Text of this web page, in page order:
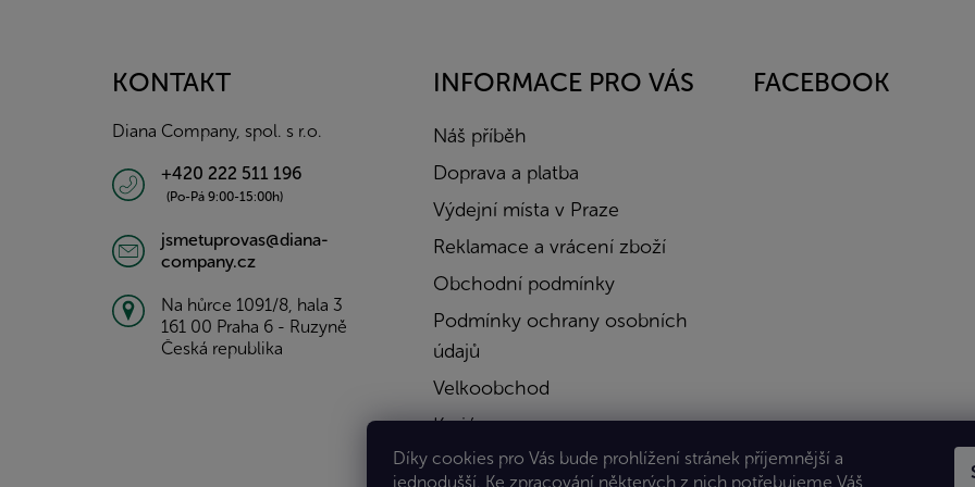
Díky cookies pro Vás bude prohlížení stránek příjemnější a
jednodušší. Ke zpracování některých z nich potřebujeme Váš
KONTAKT
Diana Company, spol. s r.o.
+420 222 511 196
(Po-Pá 9:00-15:00h)
jsmetuprovas@diana-
company.cz
Na hůrce 1091/8, hala 3
161 00 Praha 6 - Ruzyně
Česká republika
INFORMACE PRO VÁS
Náš příběh
Doprava a platba
Výdejní místa v Praze
Reklamace a vrácení zboží
Obchodní podmínky
Podmínky ochrany osobních
údajů
Velkoobchod
Kariéra
Kontakty
FACEBOOK